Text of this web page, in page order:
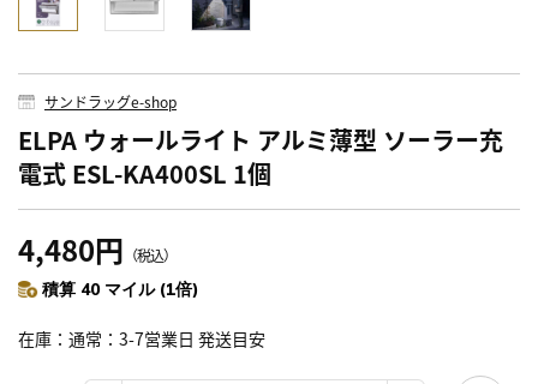
サンドラッグe-shop
ELPA ウォールライト アルミ薄型 ソーラー充
電式 ESL-KA400SL 1個
4,480円 （税込）
積算 40 マイル (1倍)
在庫 通常：3-7営業日 発送目安